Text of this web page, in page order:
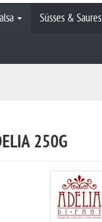
Süsses & Saures
250G